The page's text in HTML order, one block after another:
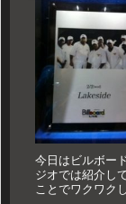
今日はビルボー
ジオでは紹介し
ことでワクワク